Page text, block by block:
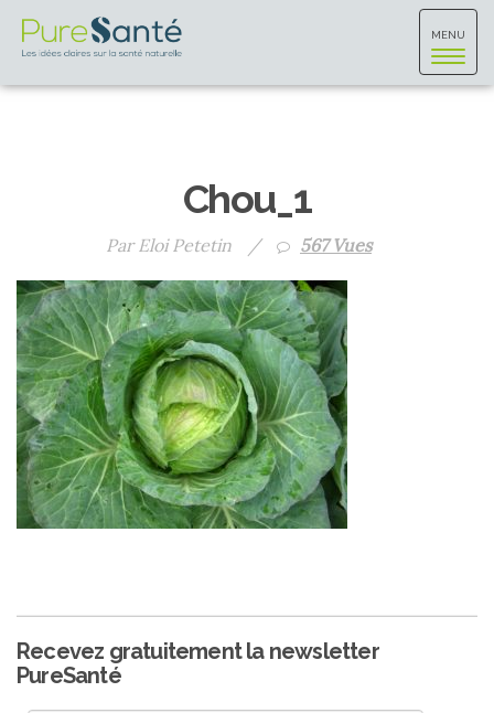
Toggle
MENU
Chou_1
Par Eloi Petetin / 567 Vues
Recevez gratuitement la newsletter
PureSanté